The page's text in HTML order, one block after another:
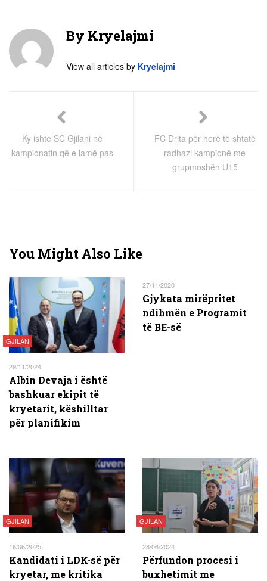
By Kryelajmi
View all articles by Kryelajmi
Ky ishte SC Gjilani në
kampionatin që e lamë pas
FC Drita për herë të shtatë
radhazi kampionë me
grupmoshën U15
You Might Also Like
GJILAN
29/11/2024
Albin Devaja i është
bashkuar ekipit të
kryetarit, këshilltar
për planifikim
27/11/2020
Gjykata mirëpritet
ndihmën e Programit
të BE-së
GJILAN
16/06/2025
Kandidati i LDK-së për
kryetar, me kritika
GJILAN
28/06/2024
Përfundon procesi i
buxhetimit me